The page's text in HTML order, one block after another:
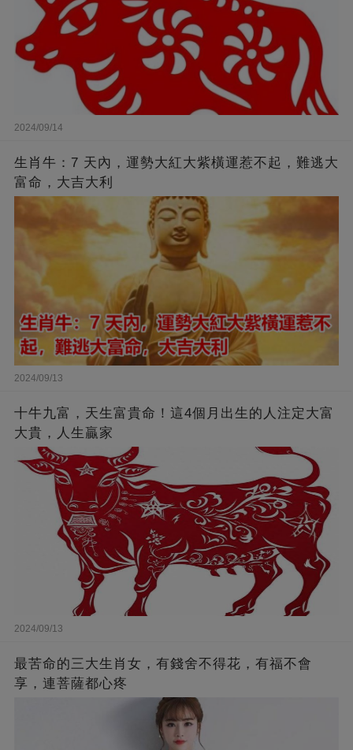
2024/09/14
生肖牛：7 天內，運勢大紅大紫橫運惹不起，難逃大
富命，大吉大利
2024/09/13
十牛九富，天生富貴命！這4個月出生的人注定大富
大貴，人生贏家
2024/09/13
最苦命的三大生肖女，有錢舍不得花，有福不會
享，連菩薩都心疼